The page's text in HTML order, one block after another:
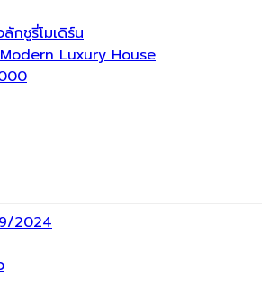
ลักชูรี่โมเดิร์น
Luxury House
2024